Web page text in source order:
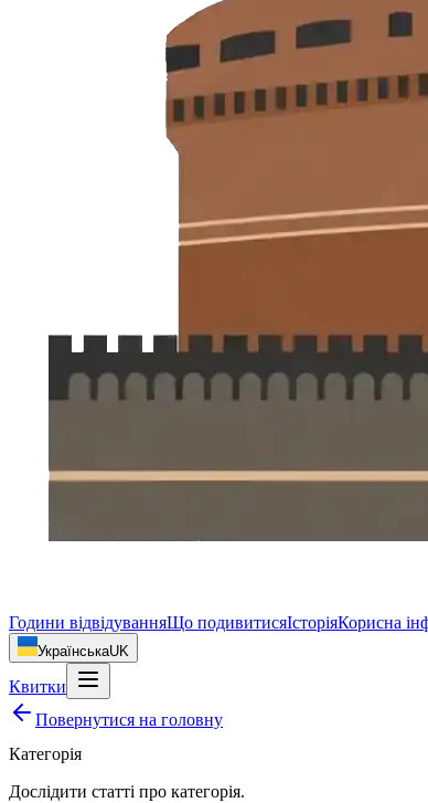
Години відвідуванняЩо подивитисяІсторіяКорисна
УкраїнськаUK
Квитки
Повернутися на головну
Категорія
Дослідити статті про категорія.